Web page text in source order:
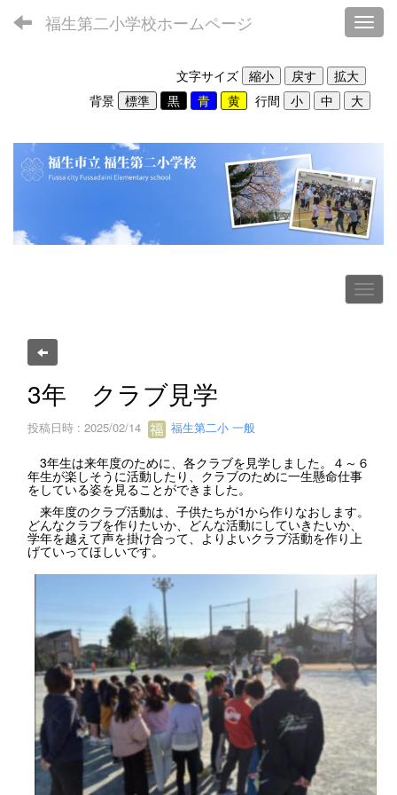
福生第二小学校ホームページ
文字サイズ
背景
行間
3年 クラブ見学
投稿日時 : 2025/02/14 福生第二小 一般
3年生は来年度のために、各クラブを見学しました。４～６
年生が楽しそうに活動したり、クラブのために一生懸命仕事
をしている姿を見ることができました。
来年度のクラブ活動は、子供たちが1から作りなおします。
どんなクラブを作りたいか、どんな活動にしていきたいか、
学年を越えて声を掛け合って、よりよいクラブ活動を作り上
げていってほしいです。